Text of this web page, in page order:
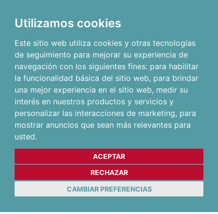
Utilizamos cookies
Este sitio web utiliza cookies y otras tecnologías
de seguimiento para mejorar su experiencia de
navegación con los siguientes fines: para habilitar
la funcionalidad básica del sitio web, para brindar
una mejor experiencia en el sitio web, medir su
interés en nuestros productos y servicios y
personalizar las interacciones de marketing, para
mostrar anuncios que sean más relevantes para
usted.
ACEPTAR
RECHAZAR
CAMBIAR PREFERENCIAS